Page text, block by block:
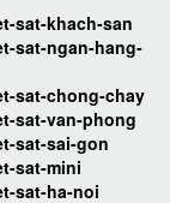
sat-khach-san
sat-ngan-hang-
sat-chong-chay
sat-van-phong
sat-sai-gon
sat-mini
sat-ha-noi